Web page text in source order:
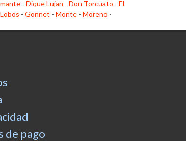
- Dique Lujan - Don Torcuato - El
Lobos - Gonnet - Monte - Moreno -
de pago